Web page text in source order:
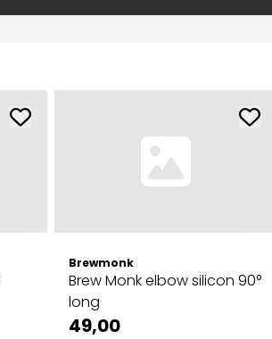
Brewmonk
Brew Monk elbow silicon 90°
long
49,00